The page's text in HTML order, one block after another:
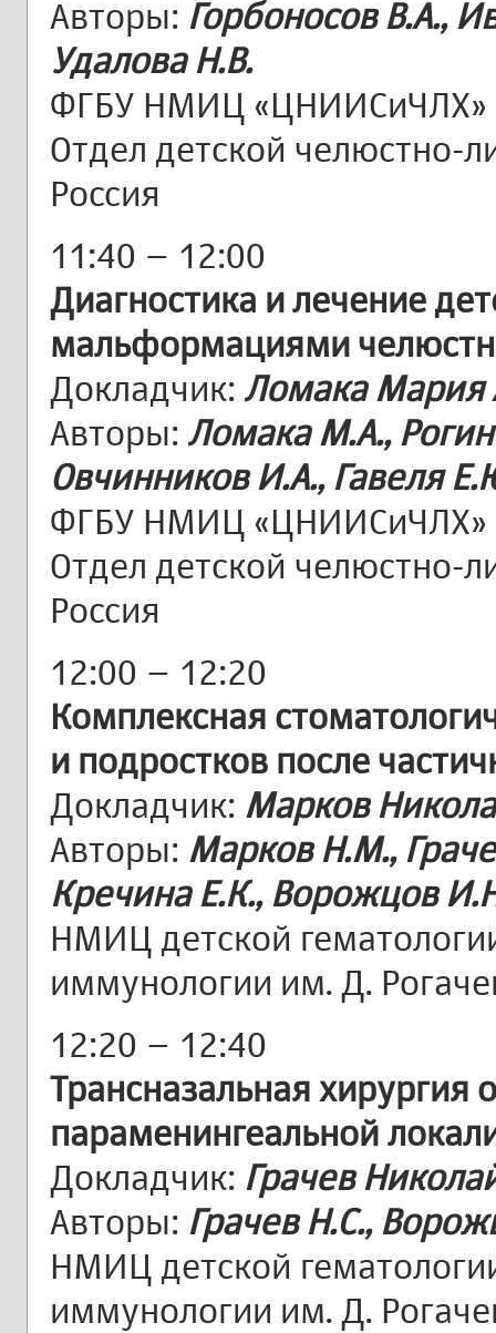
Авторы: Горбоносов В.А.,
Удалова Н.В.
ФГБУ НМИЦ «ЦНИИСиЧЛХ»
Отдел детской челюстно-
Россия
11:40 – 12:00
Диагностика и лечение
мальформациями
Докладчик: Ломака Мария
Авторы: Ломака М.А.,
Овчинников И.А., Гавеля
ФГБУ НМИЦ «ЦНИИСиЧЛХ»
Отдел детской челюстно-
Россия
12:00 – 12:20
Комплексная
и подростков после
Докладчик: Марков
Авторы: Марков Н.М.,
Кречина Е.К., Ворожцов
НМИЦ детской
иммунологии им. Д.
12:20 – 12:40
Трансназальная хирургия
параменингеальной
Докладчик: Грачев
Авторы: Грачев Н.С.,
НМИЦ детской
иммунологии им. Д.